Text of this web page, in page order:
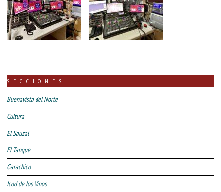
SECCIONES
Buenavista del Norte
Cultura
El Sauzal
El Tanque
Garachico
Icod de los Vinos